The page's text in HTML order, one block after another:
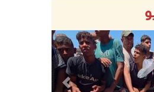
ويقتحمون مناط ...
Previous